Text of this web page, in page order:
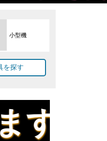
小型機
を探す
削